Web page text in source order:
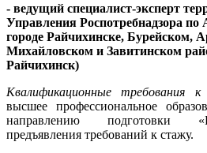
- ведущий специалист-эксперт
Управления Роспотребнадзора по
городе Райчихинске, Бурейском,
Михайловском и Завитинском
Райчихинск)
Квалификационные требования
высшее профессиональное
направлению подготовки
предъявления требований к стажу.